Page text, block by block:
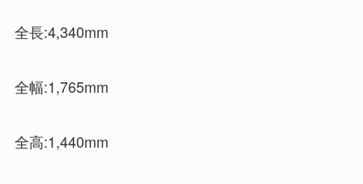
全長:4,340mm
全幅:1,765mm
全高:1,440mm